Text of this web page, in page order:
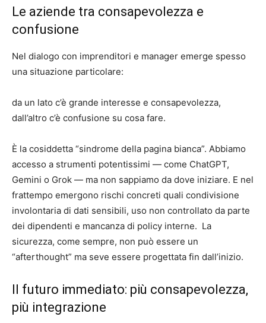
Le aziende tra consapevolezza e
confusione
Nel dialogo con imprenditori e manager emerge spesso
una situazione particolare:
da un lato c’è grande interesse e consapevolezza,
dall’altro c’è confusione su cosa fare.
È la cosiddetta “sindrome della pagina bianca”. Abbiamo
accesso a strumenti potentissimi — come ChatGPT,
Gemini o Grok — ma non sappiamo da dove iniziare. E nel
frattempo emergono rischi concreti quali condivisione
involontaria di dati sensibili, uso non controllato da parte
dei dipendenti e mancanza di policy interne. La
sicurezza, come sempre, non può essere un
“afterthought” ma seve essere progettata fin dall’inizio.
Il futuro immediato: più consapevolezza,
più integrazione